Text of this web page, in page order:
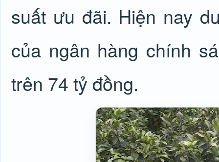
suất ưu đãi. Hiện nay
của ngân hàng chính
trên 74 tỷ đồng.